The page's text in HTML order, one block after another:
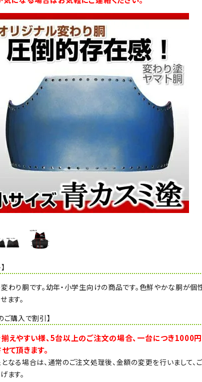
わり胴です。幼年・小学生向けの商品です。色鮮やかな胴が個
ます。
ご購入で割引】
えやすい様、5台以上のご注文の場合、一台につき1000
て頂きます。
なる場合は、通常のご注文処理後、金額の変更を行いまして、
ます。